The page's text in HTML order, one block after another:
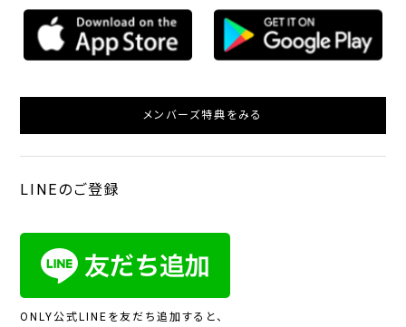
メンバーズ特典をみる
LINEのご登録
ONLY公式LINEを友だち追加すると、